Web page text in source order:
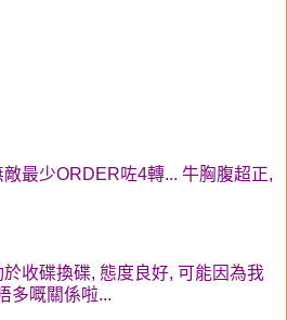
最少ORDER咗4轉... 牛胸腹超正,
收碟換碟, 態度良好, 可能因為我
多嘅關係啦...